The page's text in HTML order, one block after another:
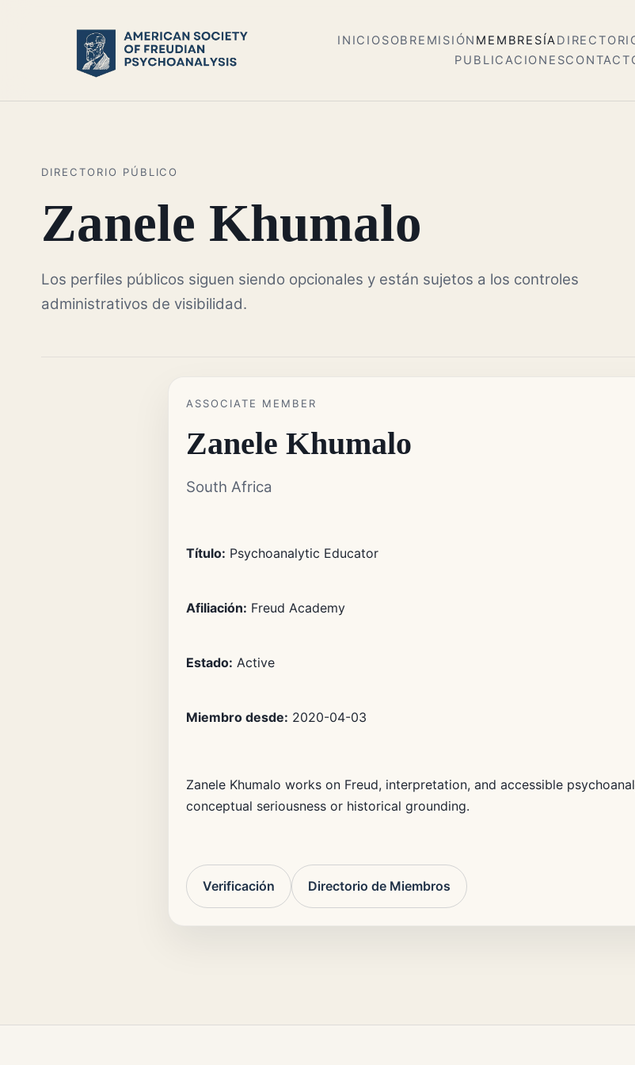
INICIOSOBRE MISIÓN MEMBRESÍA
PUBLICACIONES
DIRECTORIO PÚBLICO
Zanele Khumalo
Los perfiles públicos siguen siendo opcionales y están sujetos a los controles
administrativos de visibilidad.
ASSOCIATE MEMBER
Zanele Khumalo
South Africa
Título: Psychoanalytic Educator
Afiliación: Freud Academy
Estado: Active
Miembro desde: 2020-04-03
Zanele Khumalo works on Freud, interpretation, and accessible
conceptual seriousness or historical grounding.
Verificación Directorio de Miembros